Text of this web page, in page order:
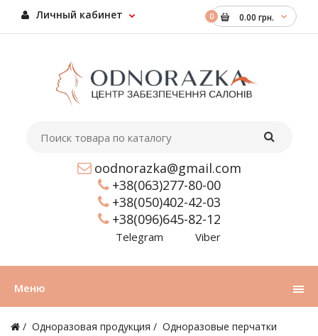
0 0.00 грн.
Личный кабинет
oodnorazka@gmail.com
+38(063)277-80-00
+38(050)402-42-03
+38(096)645-82-12
Telegram Viber
Меню
Одноразовая продукция
Одноразовые перчатки